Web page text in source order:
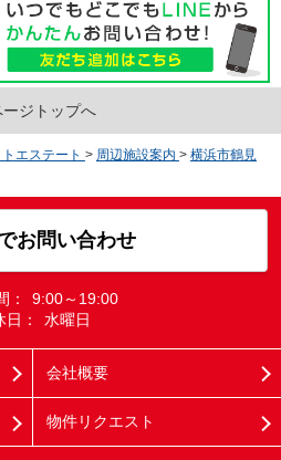
ージトップへ
エステート > 周辺施設案内 > 横浜市鶴見
お問い合わせ
：
9:00～19:00
日：
水曜日
会社概要
物件リクエスト